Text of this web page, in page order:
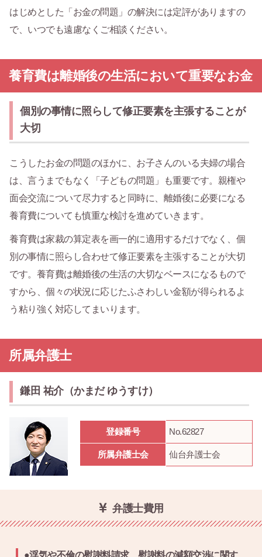
はじめとした「お金の問題」の解決には定評がありますの
で、いつでも遠慮なくご相談ください。
養育費は離婚後の生活において重要なお金
個別の事情に照らして修正要素を主張することが
大切
こうしたお金の問題のほかに、お子さんのいる夫婦の場合
は、言うまでもなく「子どもの問題」も重要です。親権や
面会交流について尽力すると同時に、離婚後に必要になる
養育費についても慎重な検討を進めていきます。
養育費は家裁の算定表を画一的に適用するだけでなく、個
別の事情に照らし合わせて修正要素を主張することが大切
です。養育費は離婚後の生活の大切なベースになるもので
すから、個々の状況に応じたふさわしい金額が得られるよ
う粘り強く対応してまいります。
所属弁護士
鎌田 祐介（かまだ ゆうすけ）
登録番号 No.62827
所属弁護士会 仙台弁護士会
弁護士費用
●浮気や不倫の慰謝料請求、慰謝料の減額交渉に関す